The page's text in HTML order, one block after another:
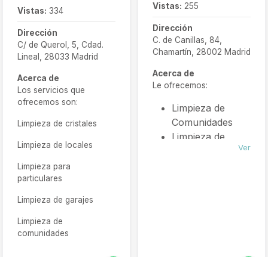
Vistas: 334
Dirección
C/ de Querol, 5, Cdad.
Lineal, 28033 Madrid
Acerca de
Los servicios que
ofrecemos son:
Limpieza de cristales
Limpieza de locales
Limpieza para
particulares
Limpieza de garajes
Limpieza de
comunidades
Vistas: 255
Dirección
C. de Canillas, 84,
Chamartín, 28002 Madrid
Acerca de
Le ofrecemos:
Limpieza de
Comunidades
Limpieza de
Ver